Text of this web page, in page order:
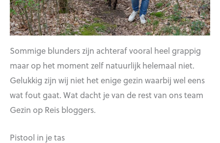
Sommige blunders zijn achteraf vooral heel grappig
maar op het moment zelf natuurlijk helemaal niet.
Gelukkig zijn wij niet het enige gezin waarbij wel eens
wat fout gaat. Wat dacht je van de rest van ons team
Gezin op Reis bloggers.
Pistool in je tas